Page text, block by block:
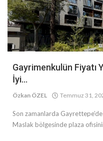
Gayrimenkulün Fiyatı
İyi...
Özkan ÖZEL Temmuz 31,
Son zamanlarda
Maslak bölgesinde plaza